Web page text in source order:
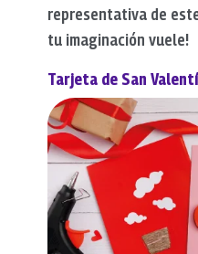
representativa de
tu imaginación vuele!
Tarjeta de San